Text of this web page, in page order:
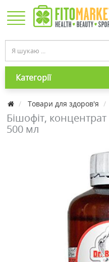
Категорії
Товари для здоров'я
Бішофіт,
500 мл